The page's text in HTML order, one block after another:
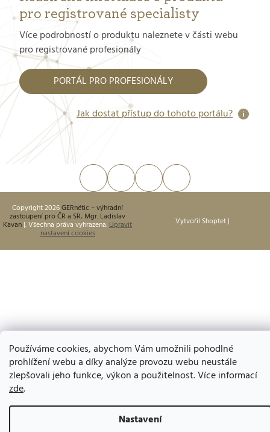
Používáme cookies, abychom Vám umožnili pohodlné
prohlížení webu a díky analýze provozu webu neustále
zlepšovali jeho funkce, výkon a použitelnost. Více informací
zde.
Nastavení
pro registrované specialisty
Více podrobností o produktu naleznete v části webu
pro registrované profesionály
PORTÁL PRO PROFESIONÁLY
Jak dostat přístup do tohoto portálu?
Vytvořil Shoptet
Copyright 2026GERnétic – výhradní
zastoupení pro ČR a SR, Mgr. Ladislav
Kavan . Všechna práva vyhrazena.Upravit
nastavení cookies